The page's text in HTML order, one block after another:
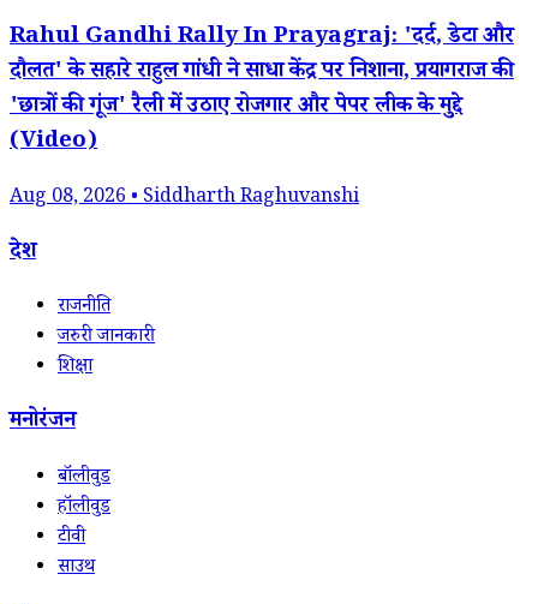
Rahul Gandhi Rally In Prayagraj: 'दर्द, डेटा और
दौलत' के सहारे राहुल गांधी ने साधा केंद्र पर निशाना, प्रयागराज की
'छात्रों की गूंज' रैली में उठाए रोजगार और पेपर लीक के मुद्दे
(Video)
Aug 08, 2026 • Siddharth Raghuvanshi
देश
राजनीति
जरुरी जानकारी
शिक्षा
मनोरंजन
बॉलीवुड
हॉलीवुड
टीवी
साउथ